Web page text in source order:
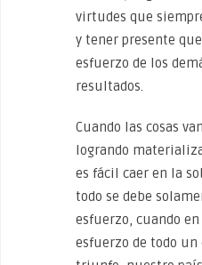
virtudes que
y tener presente
esfuerzo de los
resultados.
Cuando las cosas
logrando
es fácil caer en la
todo se debe
esfuerzo, cuando
esfuerzo de todo un